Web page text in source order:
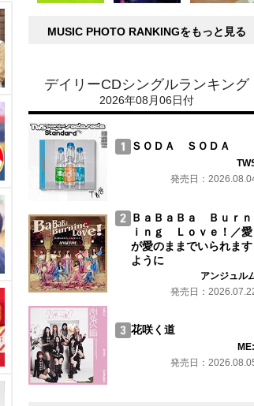
MUSIC PHOTO RANKINGをもっと見る
デイリーCDシングルランキング
2026年08月06日付
ＳＯＤＡ ＳＯＤＡ
発売日：
ＢａＢａＢａ Ｂｕｒｎ
ｉｎｇ Ｌｏｖｅ！／愛
が愛のままでいられます
ように
アンジュル
発売日：
花咲く道
ME:I
発売日：